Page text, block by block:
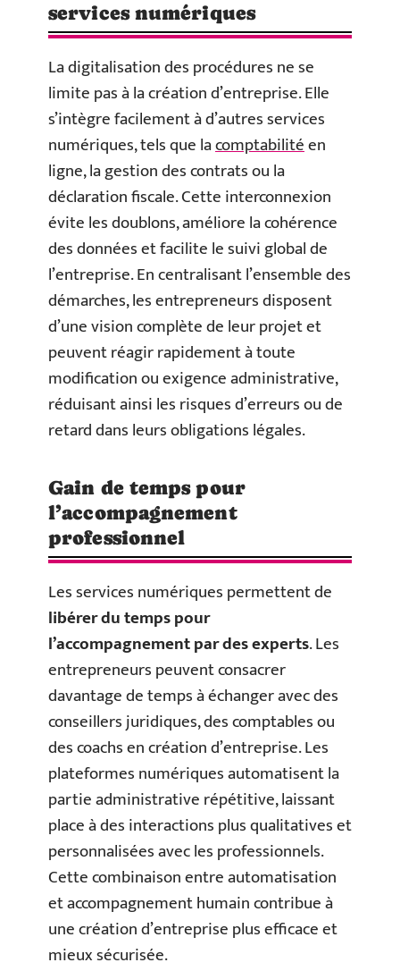
services numériques
La digitalisation des procédures ne se
limite pas à la création d’entreprise. Elle
s’intègre facilement à d’autres services
numériques, tels que lacomptabilitéen
ligne, la gestion des contrats ou la
déclaration fiscale. Cette interconnexion
évite les doublons, améliore la cohérence
des données et facilite le suivi global de
l’entreprise. En centralisant l’ensemble des
démarches, les entrepreneurs disposent
d’une vision complète de leur projet et
peuvent réagir rapidement à toute
modification ou exigence administrative,
réduisant ainsi les risques d’erreurs ou de
retard dans leurs obligations légales.
Gain de temps pour
l’accompagnement
professionnel
Les services numériques permettent de
libérer du temps pour
l’accompagnement par des experts. Les
entrepreneurs peuvent consacrer
davantage de temps à échanger avec des
conseillers juridiques, des comptables ou
des coachs en création d’entreprise. Les
plateformes numériques automatisent la
partie administrative répétitive, laissant
place à des interactions plus qualitatives et
personnalisées avec les professionnels.
Cette combinaison entre automatisation
et accompagnement humain contribue à
une création d’entreprise plus efficace et
mieux sécurisée.